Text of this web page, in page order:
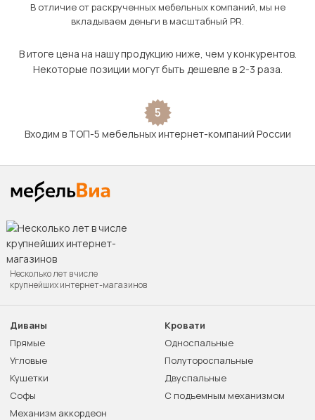
В отличие от раскрученных мебельных компаний, мы не
вкладываем деньги в масштабный PR.
В итоге цена на нашу продукцию ниже, чем у конкурентов.
Некоторые позиции могут быть дешевле в 2-3 раза.
5
Входим в ТОП-5 мебельных интернет-компаний России
Несколько лет в числе
крупнейших интернет-магазинов
Диваны
Прямые
Угловые
Кушетки
Софы
Механизм аккордеон
Кровати
Односпальные
Полутороспальные
Двуспальные
С подъемным механизмом